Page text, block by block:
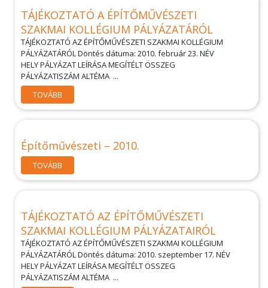
TÁJÉKOZTATÓ A ÉPÍTŐMŰVÉSZETI
SZAKMAI KOLLÉGIUM PÁLYÁZATÁRÓL
TÁJÉKOZTATÓ AZ ÉPÍTŐMŰVÉSZETI SZAKMAI KOLLÉGIUM
PÁLYÁZATÁRÓL Döntés dátuma: 2010. február 23. NÉV
HELY PÁLYÁZAT LEÍRÁSA MEGÍTÉLT ÖSSZEG
PÁLYÁZATISZÁM ALTÉMA ...
TOVÁBB
Építőművészeti – 2010.
TOVÁBB
TÁJÉKOZTATÓ AZ ÉPÍTŐMŰVÉSZETI
SZAKMAI KOLLÉGIUM PÁLYÁZATAIRÓL
TÁJÉKOZTATÓ AZ ÉPÍTŐMŰVÉSZETI SZAKMAI KOLLÉGIUM
PÁLYÁZATÁRÓL Döntés dátuma: 2010. szeptember 17. NÉV
HELY PÁLYÁZAT LEÍRÁSA MEGÍTÉLT ÖSSZEG
PÁLYÁZATISZÁM ALTÉMA ...